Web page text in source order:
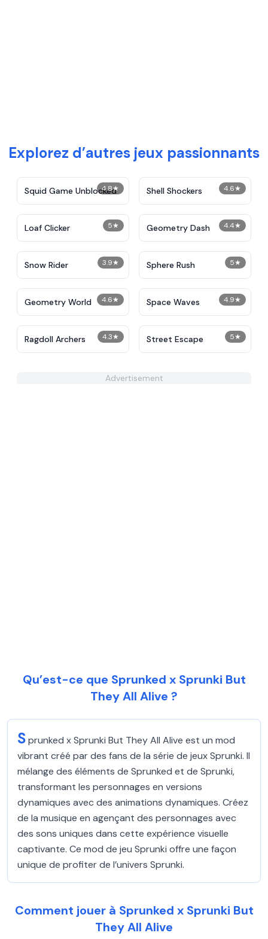
Explorez d’autres jeux passionnants
4.8★
Squid Game Unblocked 4.6★
Shell Shockers
5★
Loaf Clicker 4.4★
Geometry Dash
3.9★
Snow Rider 5★
Sphere Rush
4.6★
Geometry World 4.9★
Space Waves
4.3★
Ragdoll Archers 5★
Street Escape
Advertisement
Qu’est-ce que Sprunked x Sprunki But
They All Alive ?
Sprunked x Sprunki But They All Alive est un mod
vibrant créé par des fans de la série de jeux Sprunki. Il
mélange des éléments de Sprunked et de Sprunki,
transformant les personnages en versions
dynamiques avec des animations dynamiques. Créez
de la musique en agençant des personnages avec
des sons uniques dans cette expérience visuelle
captivante. Ce mod de jeu Sprunki offre une façon
unique de profiter de l’univers Sprunki.
Comment jouer à Sprunked x Sprunki But
They All Alive